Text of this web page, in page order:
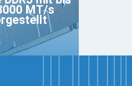
MT/s